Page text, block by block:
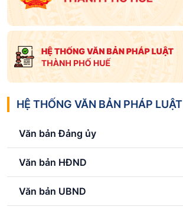
HỆ THỐNG VĂN BẢN PHÁP LUẬT
Văn bản Đảng ủy
Văn bản HĐND
Văn bản UBND